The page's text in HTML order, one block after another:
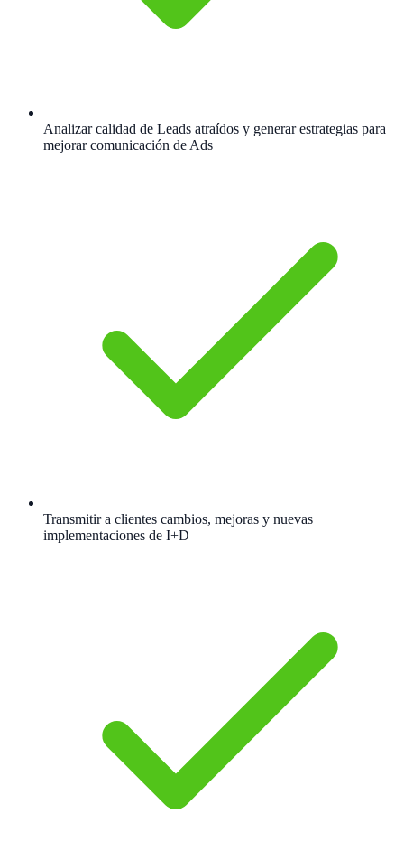
Analizar calidad de Leads atraídos y generar estrategias para
mejorar comunicación de Ads
Transmitir a clientes cambios, mejoras y nuevas
implementaciones de I+D